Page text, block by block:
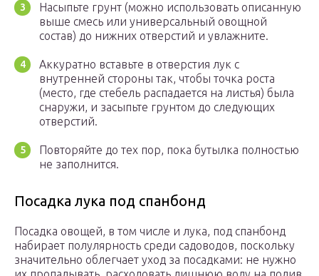
Насыпьте грунт (можно использовать описанную
выше смесь или универсальный овощной
состав) до нижних отверстий и увлажните.
Аккуратно вставьте в отверстия лук с
внутренней стороны так, чтобы точка роста
(место, где стебель распадается на листья) была
снаружи, и засыпьте грунтом до следующих
отверстий.
Повторяйте до тех пор, пока бутылка полностью
не заполнится.
Посадка лука под спанбонд
Посадка овощей, в том числе и лука, под спанбонд
набирает полулярность среди садоводов, поскольку
значительно облегчает уход за посадками: не нужно